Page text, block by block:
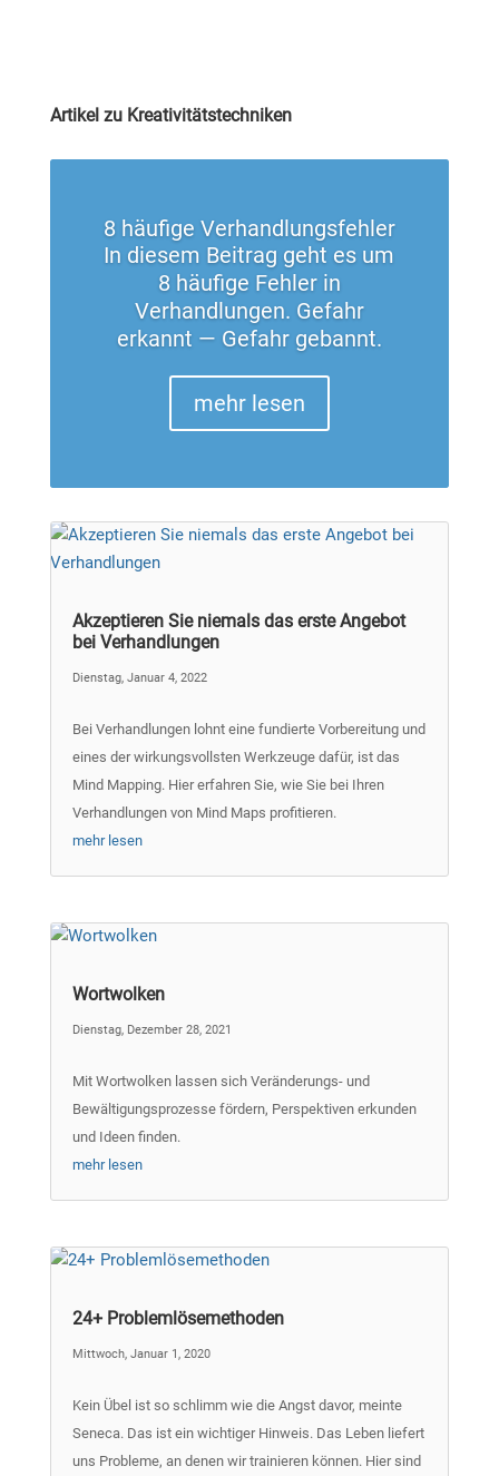
Artikel zu Kreativitätstechniken
8 häufige Verhandlungsfehler
In diesem Beitrag geht es um
8 häufige Fehler in
Verhandlungen. Gefahr
erkannt — Gefahr gebannt.
mehr lesen
Akzeptieren Sie niemals das erste Angebot
bei Verhandlungen
Dienstag, Januar 4, 2022
Bei Verhandlungen lohnt eine fundierte Vorbereitung und
eines der wirkungsvollsten Werkzeuge dafür, ist das
Mind Mapping. Hier erfahren Sie, wie Sie bei Ihren
Verhandlungen von Mind Maps profitieren.
mehr lesen
Wortwolken
Dienstag, Dezember 28, 2021
Mit Wortwolken lassen sich Veränderungs- und
Bewältigungsprozesse fördern, Perspektiven erkunden
und Ideen finden.
mehr lesen
24+ Problemlösemethoden
Mittwoch, Januar 1, 2020
Kein Übel ist so schlimm wie die Angst davor, meinte
Seneca. Das ist ein wichtiger Hinweis. Das Leben liefert
uns Probleme, an denen wir trainieren können. Hier sind